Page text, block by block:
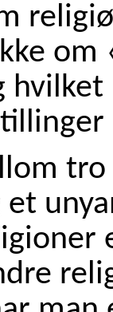
om
hvilket